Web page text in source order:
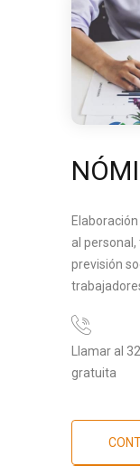
al
previsión
Llamar al
gratuita